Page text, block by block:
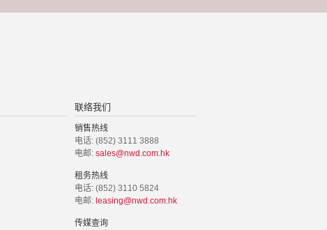
联络我们
销售热线
电话: (852) 3111 3888
电邮: sales@nwd.com.hk
租务热线
电话: (852) 3110 5824
电邮: leasing@nwd.com.hk
传媒查询